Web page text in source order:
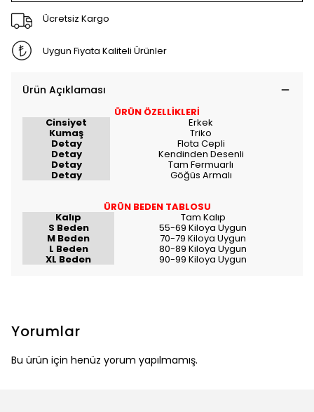
Ücretsiz Kargo
Uygun Fiyata Kaliteli Ürünler
Ürün Açıklaması
ÜRÜN ÖZELLİKLERİ
Cinsiyet Erkek
Kumaş Triko
Detay Flota Cepli
Detay Kendinden Desenli
Detay Tam Fermuarlı
Detay Göğüs Armalı
ÜRÜN BEDEN TABLOSU
Kalıp Tam Kalıp
S Beden 55-69 Kiloya Uygun
M Beden 70-79 Kiloya Uygun
L Beden 80-89 Kiloya Uygun
XL Beden 90-99 Kiloya Uygun
Yorumlar
Bu ürün için henüz yorum yapılmamış.